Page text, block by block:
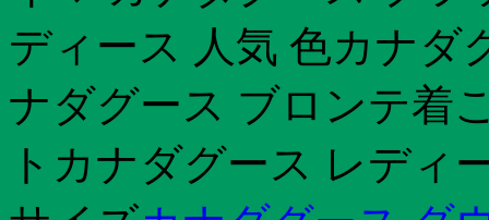
ディース 人気 色カナダ
ナダグース ブロンテ着
トカナダグース レディ